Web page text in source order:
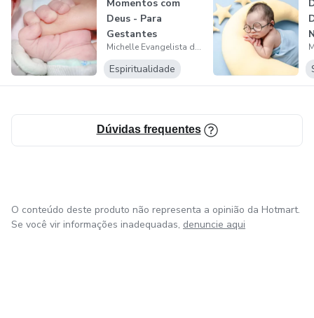
Momentos com
Deus - Para
Gestantes
Michelle Evangelista de Oliveira
Espiritualidade
Dúvidas frequentes
O conteúdo deste produto não representa a opinião da Hotmart.
Se você vir informações inadequadas, denuncie aqui